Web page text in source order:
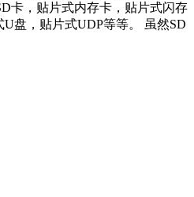
卡，贴片式内存卡，贴片式闪存
盘，贴片式UDP等等。 虽然SD